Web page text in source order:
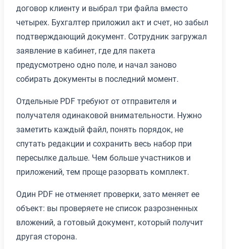
договор клиенту и выбрал три файла вместо
четырех. Бухгалтер приложил акт и счет, но забыл
подтверждающий документ. Сотрудник загружал
заявление в кабинет, где для пакета
предусмотрено одно поле, и начал заново
собирать документы в последний момент.
Отдельные PDF требуют от отправителя и
получателя одинаковой внимательности. Нужно
заметить каждый файл, понять порядок, не
спутать редакции и сохранить весь набор при
пересылке дальше. Чем больше участников и
приложений, тем проще разорвать комплект.
Один PDF не отменяет проверки, зато меняет ее
объект: вы проверяете не список разрозненных
вложений, а готовый документ, который получит
другая сторона.